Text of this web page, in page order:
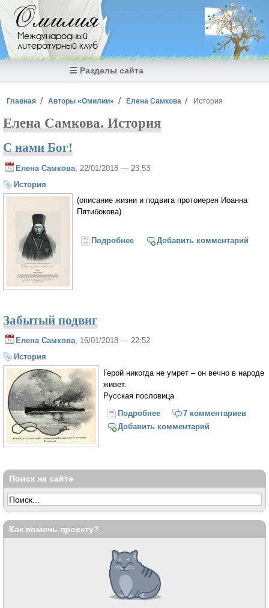
Перейти к основному содержанию
Омилия
Международный
литературный клуб
☰ Разделы сайта
Вы здесь
Главная Авторы «Омилии» Елена Самкова История
Елена Самкова. История
С нами Бог!
Елена Самкова , 22/01/2018 — 23:53
История
(описание жизни и подвига протоиерея Иоанна
Пятибокова)
Подробнее о С нами Бог!
Добавить комментарий
Забытый подвиг
Елена Самкова, 16/01/2018 — 22:52
История
Герой никогда не умрет – он вечно в народе
живет.
Русская пословица
Подробнее о Забытый подвиг
7 комментариев
Добавить комментарий
Поиск на сайте
Как помочь проекту?